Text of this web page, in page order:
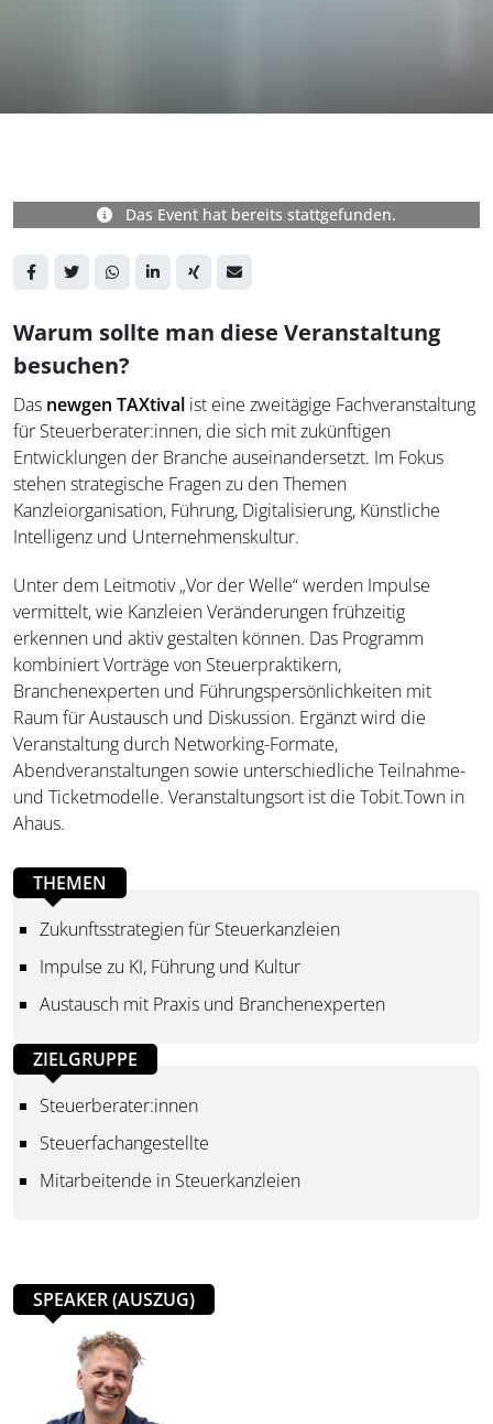
Das Event hat bereits stattgefunden.
Warum sollte man diese Veranstaltung
besuchen?
Das newgen TAXtival ist eine zweitägige Fachveranstaltung
für Steuerberater:innen, die sich mit zukünftigen
Entwicklungen der Branche auseinandersetzt. Im Fokus
stehen strategische Fragen zu den Themen
Kanzleiorganisation, Führung, Digitalisierung, Künstliche
Intelligenz und Unternehmenskultur.
Unter dem Leitmotiv „Vor der Welle“ werden Impulse
vermittelt, wie Kanzleien Veränderungen frühzeitig
erkennen und aktiv gestalten können. Das Programm
kombiniert Vorträge von Steuerpraktikern,
Branchenexperten und Führungspersönlichkeiten mit
Raum für Austausch und Diskussion. Ergänzt wird die
Veranstaltung durch Networking-Formate,
Abendveranstaltungen sowie unterschiedliche Teilnahme-
und Ticketmodelle. Veranstaltungsort ist die Tobit.Town in
Ahaus.
THEMEN
Zukunftsstrategien für Steuerkanzleien
Impulse zu KI, Führung und Kultur
Austausch mit Praxis und Branchenexperten
ZIELGRUPPE
Steuerberater:innen
Steuerfachangestellte
Mitarbeitende in Steuerkanzleien
SPEAKER (AUSZUG)